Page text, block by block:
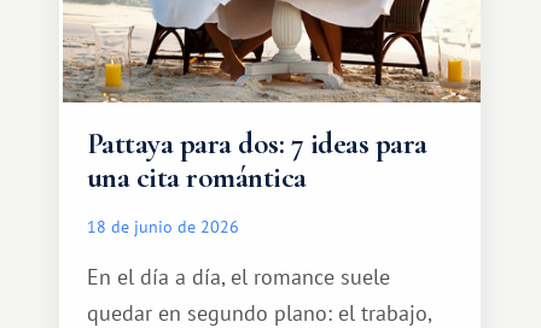
Pattaya para dos: 7 ideas para
una cita romántica
18 de junio de 2026
En el día a día, el romance suele
quedar en segundo plano: el trabajo,